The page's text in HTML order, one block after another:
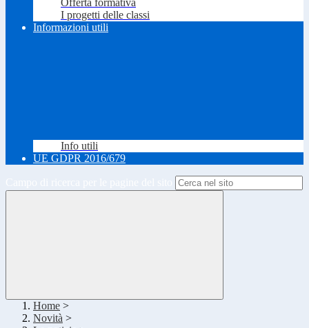
Offerta formativa
I progetti delle classi
Informazioni utili
Info utili
UE GDPR 2016/679
Home >
Novità >